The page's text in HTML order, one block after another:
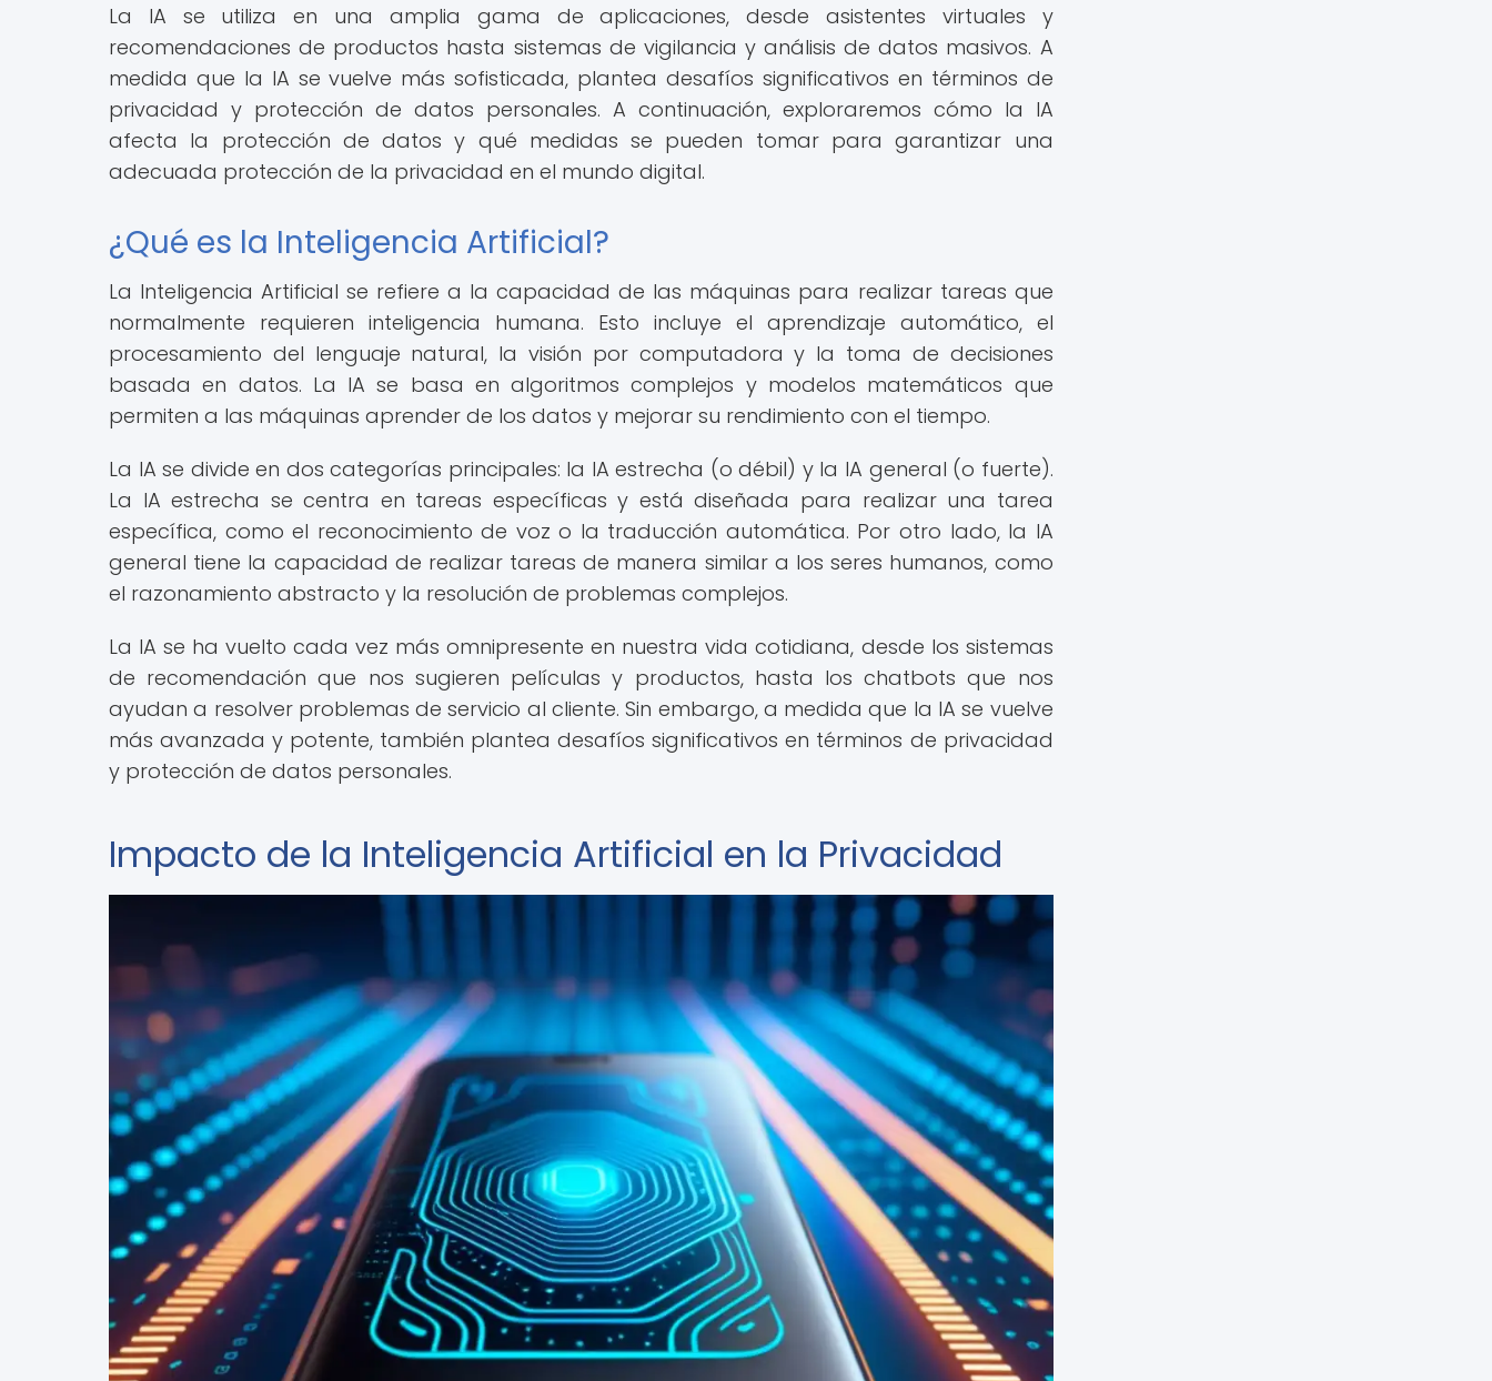
La IA se utiliza en una amplia gama de aplicaciones, desde asistentes virtuales y
recomendaciones de productos hasta sistemas de vigilancia y análisis de datos masivos. A
medida que la IA se vuelve más sofisticada, plantea desafíos significativos en términos de
privacidad y protección de datos personales. A continuación, exploraremos cómo la IA
afecta la protección de datos y qué medidas se pueden tomar para garantizar una
adecuada protección de la privacidad en el mundo digital.
¿Qué es la Inteligencia Artificial?
La Inteligencia Artificial se refiere a la capacidad de las máquinas para realizar tareas que
normalmente requieren inteligencia humana. Esto incluye el aprendizaje automático, el
procesamiento del lenguaje natural, la visión por computadora y la toma de decisiones
basada en datos. La IA se basa en algoritmos complejos y modelos matemáticos que
permiten a las máquinas aprender de los datos y mejorar su rendimiento con el tiempo.
La IA se divide en dos categorías principales: la IA estrecha (o débil) y la IA general (o fuerte).
La IA estrecha se centra en tareas específicas y está diseñada para realizar una tarea
específica, como el reconocimiento de voz o la traducción automática. Por otro lado, la IA
general tiene la capacidad de realizar tareas de manera similar a los seres humanos, como
el razonamiento abstracto y la resolución de problemas complejos.
La IA se ha vuelto cada vez más omnipresente en nuestra vida cotidiana, desde los sistemas
de recomendación que nos sugieren películas y productos, hasta los chatbots que nos
ayudan a resolver problemas de servicio al cliente. Sin embargo, a medida que la IA se vuelve
más avanzada y potente, también plantea desafíos significativos en términos de privacidad
y protección de datos personales.
Impacto de la Inteligencia Artificial en la Privacidad